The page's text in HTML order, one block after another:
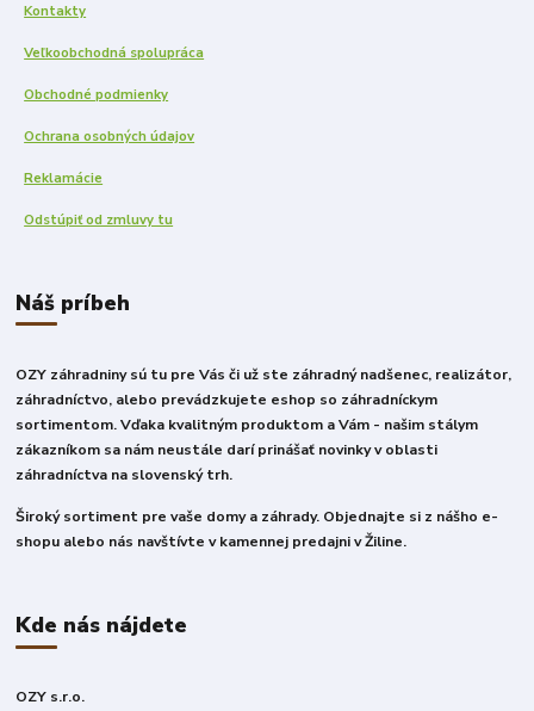
Kontakty
Veľkoobchodná spolupráca
Obchodné podmienky
Ochrana osobných údajov
Reklamácie
Odstúpiť od zmluvy tu
Náš príbeh
OZY záhradniny sú tu pre Vás či už ste záhradný nadšenec, realizátor,
záhradníctvo, alebo prevádzkujete eshop so záhradníckym
sortimentom. Vďaka kvalitným produktom a Vám - našim stálym
zákazníkom sa nám neustále darí prinášať novinky v oblasti
záhradníctva na slovenský trh.
Široký sortiment pre vaše domy a záhrady. Objednajte si z nášho e-
shopu alebo nás navštívte v kamennej predajni v Žiline.
Kde nás nájdete
OZY s.r.o.